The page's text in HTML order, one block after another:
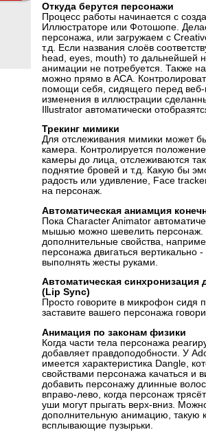
Откуда берутся персонажи
Процесс работы начинается с
Иллюстраторе или Фотошопе.
персонажа, или загружаем с
т.д. Если названия слоёв
head, eyes, mouth) то дальнейшей
анимации не потребуется. Также
можно прямо в ACA.
помощи себя, сидящего перед
изменения в иллюстрации
Illustrator автоматически
Трекинг мимики
Для отслеживания мимики может
камера. Контролируется
камеры до лица, отслеживаются
поднятие бровей и т.д. Какую бы
радость или удивление, Face
на персонаж.
Автоматическая аниамция
Пока Character Animator
мышью можно шевелить персонаж.
дополнительные свойства,
персонажа двигаться вертикально
выполнять жесты руками.
Автоматическая синхронизация
(Lip Sync)
Просто говорите в микрофон сидя
заставите вашего персонажа
Анимация по законам физики
Когда части тела персонажа
добавляет правдоподобности. У
имеется характеристика Dangle,
свойствами персонажа качаться и
добавить персонажу длинные
вправо-лево, когда персонаж
уши могут прыгать верх-вниз.
дополнительную анимацию, такую
всплывающие пузырьки.